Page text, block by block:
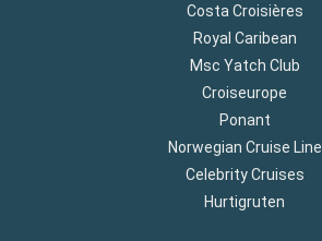
Costa Croisières
Royal Caribean
Msc Yatch Club
Croiseurope
Ponant
Norwegian Cruise Line
Celebrity Cruises
Hurtigruten